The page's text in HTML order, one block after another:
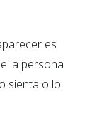
es
la persona
sienta o lo